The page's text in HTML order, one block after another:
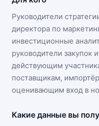
Руководители
директора по
инвестиционные
руководители закупок
действующим
поставщикам,
оценивающим вход в
Какие данные вы